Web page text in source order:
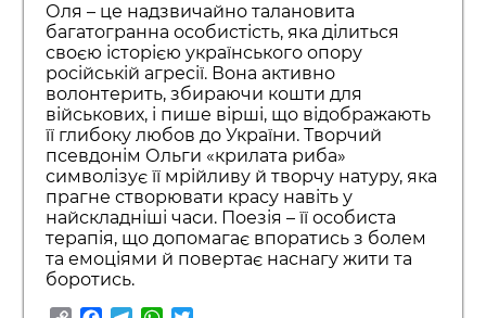
Оля – це надзвичайно талановита
багатогранна особистість, яка ділиться
своєю історією українського опору
російській агресії. Вона активно
волонтерить, збираючи кошти для
військових, і пише вірші, що відображають
її глибоку любов до України. Творчий
псевдонім Ольги «крилата риба»
символізує її мрійливу й творчу натуру, яка
прагне створювати красу навіть у
найскладніші часи. Поезія – її особиста
терапія, що допомагає впоратись з болем
та емоціями й повертає наснагу жити та
боротись.